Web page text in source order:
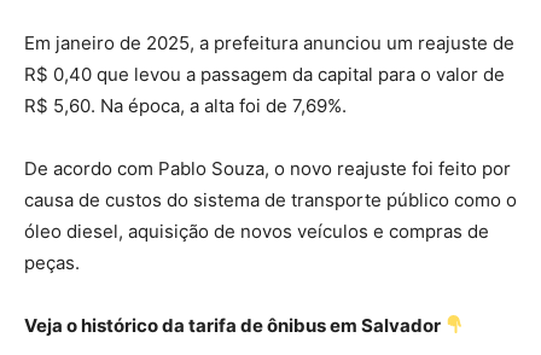
Em janeiro de 2025, a prefeitura anunciou um reajuste de
R$ 0,40 que levou a passagem da capital para o valor de
R$ 5,60. Na época, a alta foi de 7,69%.
De acordo com Pablo Souza, o novo reajuste foi feito por
causa de custos do sistema de transporte público como o
óleo diesel, aquisição de novos veículos e compras de
peças.
Veja o histórico da tarifa de ônibus em Salvador